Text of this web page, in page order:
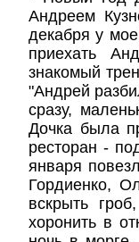
Андреем
декабря у
приехать
знакомый
"Андрей
сразу,
Дочка была
ресторан -
января
Гордиенко,
вскрыть
хоронить в